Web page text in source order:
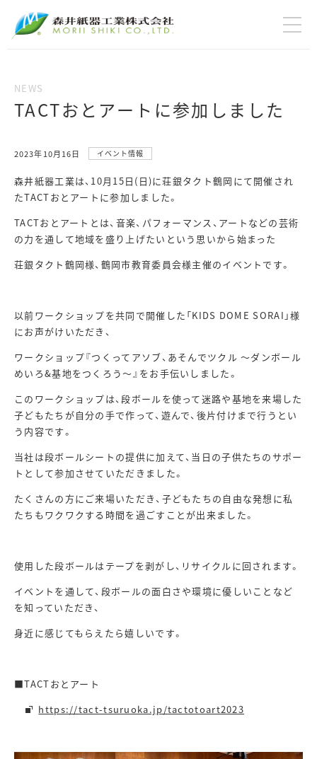
TACTおとアートに参加しました
2023年10月16日 イベント情報
森井紙器工業は、10月15日(日)に荘銀タクト鶴岡にて開催され
たTACTおとアートに参加しました。
TACTおとアートとは、音楽、パフォーマンス、アートなどの芸術
の力を通して地域を盛り上げたいという思いから始まった
荘銀タクト鶴岡様、鶴岡市教育委員会様主催のイベントです。
以前ワークショップを共同で開催した「KIDS DOME SORAI」様
にお声がけいただき、
ワークショップ『つくってアソブ、あそんでツクル ～ダンボール
めいろ&基地をつくろう～』をお手伝いしました。
このワークショップは、段ボールを使って迷路や基地を来場した
子どもたちが自分の手で作って、遊んで、後片付けまで行うとい
う内容です。
当社は段ボールシートの提供に加えて、当日の子供たちのサポー
トとして参加させていただきました。
たくさんの方にご来場いただき、子どもたちの自由な発想に私
たちもワクワクする時間を過ごすことが出来ました。
使用した段ボールはテープを剥がし、リサイクルに回されます。
イベントを通して、段ボールの面白さや環境に優しいことなど
を知っていただき、
身近に感じてもらえたら嬉しいです。
■TACTおとアート
https://tact-tsuruoka.jp/tactotoart2023